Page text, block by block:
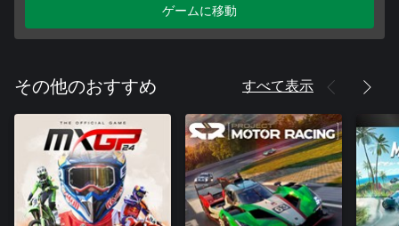
ゲームに移動
その他のおすすめ すべて表示